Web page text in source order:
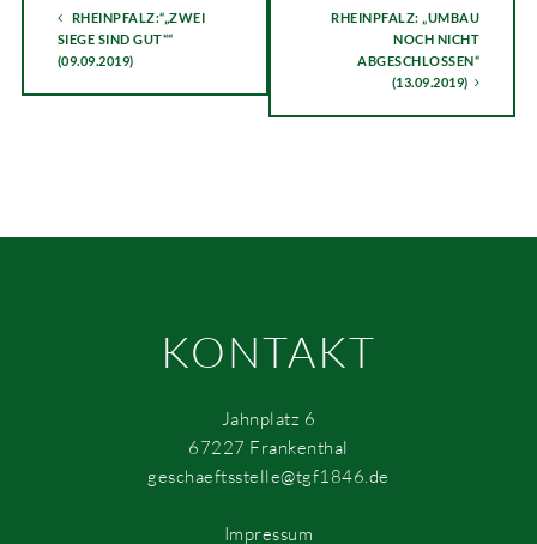
RHEINPFALZ:“„ZWEI
SIEGE SIND GUT““
(09.09.2019)
RHEINPFALZ: „UMBAU
NOCH NICHT
ABGESCHLOSSEN“
(13.09.2019)
KONTAKT
Jahnplatz 6
67227 Frankenthal
geschaeftsstelle@tgf1846.de
Impressum